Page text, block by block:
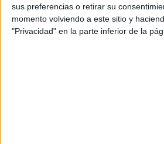
sus preferencias o retirar su
momento volviendo a este sitio y
"Privacidad" en la parte inferior de la
Información básica sobre
Responsable:Compás Mediterráneo